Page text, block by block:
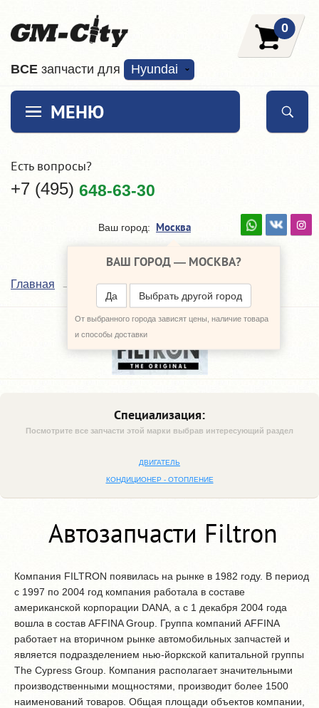
ВCE запчасти для Hyundai
0
МЕНЮ
Есть вопросы?
+7 (495) 648-63-30
Ваш город: Москва
ВАШ ГОРОД — МОСКВА?
Да Выбрать другой город
От выбранного города зависят цены, наличие товара
и способы доставки
Главная Наши поставщики Filtron
Специализация:
Посмотрите все запчасти этой марки выбрав интересующий раздел
ДВИГАТЕЛЬ
КОНДИЦИОНЕР - ОТОПЛЕНИЕ
Автозапчасти Filtron
Компания FILTRON появилась на рынке в 1982 году. В период
с 1997 по 2004 год компания работала в составе
американской корпорации DANA, а с 1 декабря 2004 года
вошла в состав AFFINA Group. Группа компаний AFFINA
работает на вторичном рынке автомобильных запчастей и
является подразделением нью-йоркской капитальной группы
The Cypress Group. Компания располагает значительными
производственными мощностями, производит более 1500
наименований товаров. Общая площади объектов компании,